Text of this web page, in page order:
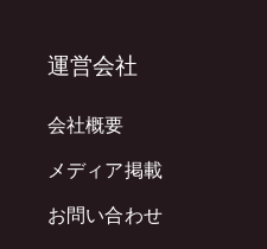
運営会社
会社概要
メディア掲載
お問い合わせ